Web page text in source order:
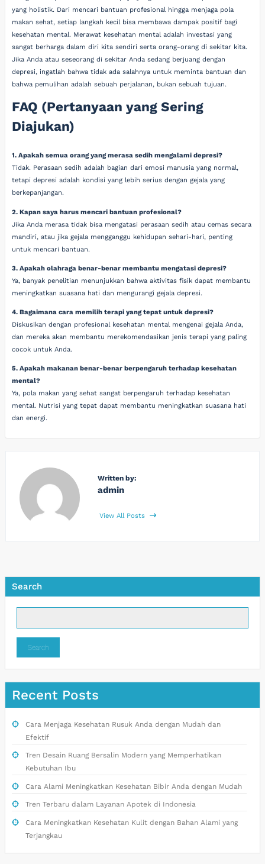
yang holistik. Dari mencari bantuan profesional hingga menjaga pola
makan sehat, setiap langkah kecil bisa membawa dampak positif bagi
kesehatan mental. Merawat kesehatan mental adalah investasi yang
sangat berharga dalam diri kita sendiri serta orang-orang di sekitar kita.
Jika Anda atau seseorang di sekitar Anda sedang berjuang dengan
depresi, ingatlah bahwa tidak ada salahnya untuk meminta bantuan dan
bahwa pemulihan adalah sebuah perjalanan, bukan sebuah tujuan.
FAQ (Pertanyaan yang Sering
Diajukan)
1. Apakah semua orang yang merasa sedih mengalami depresi?
Tidak. Perasaan sedih adalah bagian dari emosi manusia yang normal,
tetapi depresi adalah kondisi yang lebih serius dengan gejala yang
berkepanjangan.
2. Kapan saya harus mencari bantuan profesional?
Jika Anda merasa tidak bisa mengatasi perasaan sedih atau cemas secara
mandiri, atau jika gejala mengganggu kehidupan sehari-hari, penting
untuk mencari bantuan.
3. Apakah olahraga benar-benar membantu mengatasi depresi?
Ya, banyak penelitian menunjukkan bahwa aktivitas fisik dapat membantu
meningkatkan suasana hati dan mengurangi gejala depresi.
4. Bagaimana cara memilih terapi yang tepat untuk depresi?
Diskusikan dengan profesional kesehatan mental mengenai gejala Anda,
dan mereka akan membantu merekomendasikan jenis terapi yang paling
cocok untuk Anda.
5. Apakah makanan benar-benar berpengaruh terhadap kesehatan
mental?
Ya, pola makan yang sehat sangat berpengaruh terhadap kesehatan
mental. Nutrisi yang tepat dapat membantu meningkatkan suasana hati
dan energi.
Written by:
admin
View All Posts
Search
Search
Recent Posts
Cara Menjaga Kesehatan Rusuk Anda dengan Mudah dan
Efektif
Tren Desain Ruang Bersalin Modern yang Memperhatikan
Kebutuhan Ibu
Cara Alami Meningkatkan Kesehatan Bibir Anda dengan Mudah
Tren Terbaru dalam Layanan Apotek di Indonesia
Cara Meningkatkan Kesehatan Kulit dengan Bahan Alami yang
Terjangkau